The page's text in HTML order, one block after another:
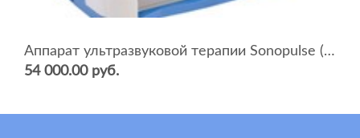
Аппарат ультразвуковой терапии Sonopulse (мультичастотный 1 и 3 Мгц)
54 000.00 руб.